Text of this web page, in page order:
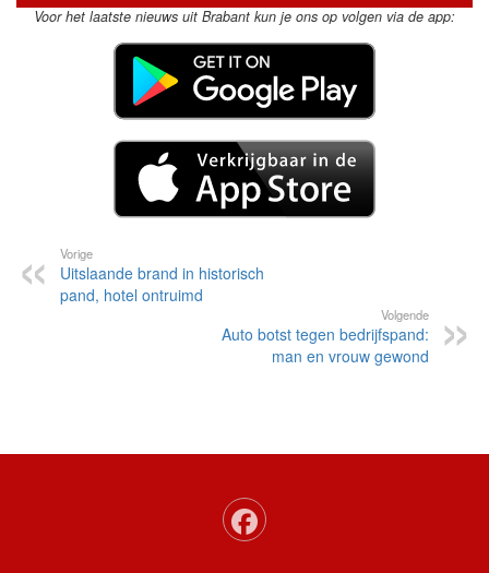
Voor het laatste nieuws uit Brabant kun je ons op volgen via de app:
Vorige
Uitslaande brand in historisch
pand, hotel ontruimd
Volgende
Auto botst tegen bedrijfspand:
man en vrouw gewond